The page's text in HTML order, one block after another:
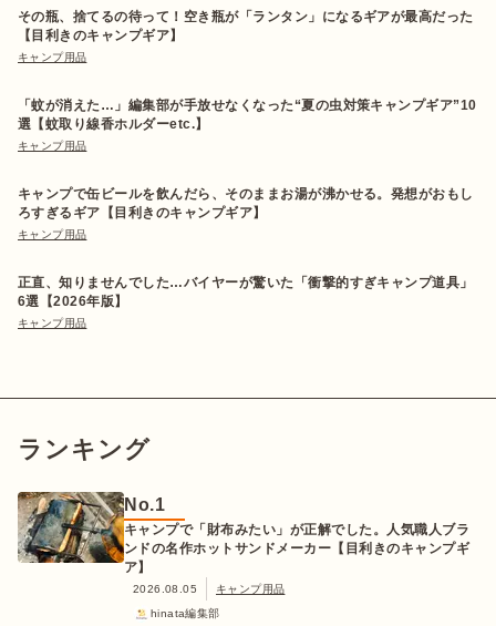
その瓶、捨てるの待って！空き瓶が「ランタン」になるギアが最高だった
【目利きのキャンプギア】
キャンプ用品
「蚊が消えた…」編集部が手放せなくなった“夏の虫対策キャンプギア”10
選【蚊取り線香ホルダーetc.】
キャンプ用品
キャンプで缶ビールを飲んだら、そのままお湯が沸かせる。発想がおもし
ろすぎるギア【目利きのキャンプギア】
キャンプ用品
正直、知りませんでした…バイヤーが驚いた「衝撃的すぎキャンプ道具」
6選【2026年版】
キャンプ用品
ランキング
No.1
キャンプで「財布みたい」が正解でした。人気職人ブラ
ンドの名作ホットサンドメーカー【目利きのキャンプギ
ア】
2026.08.05
キャンプ用品
hinata編集部